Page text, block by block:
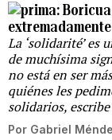
La ‘solidarité’ es
de muchísima
no está en ser
quiénes les
solidarios,
Por Gabriel